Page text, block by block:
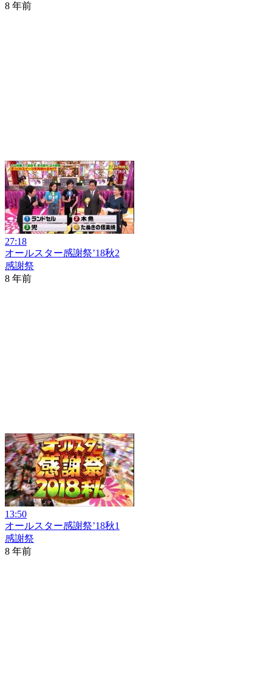
8 年前
27:18
オールスター感謝祭’18秋2
感謝祭
8 年前
13:50
オールスター感謝祭’18秋1
感謝祭
8 年前